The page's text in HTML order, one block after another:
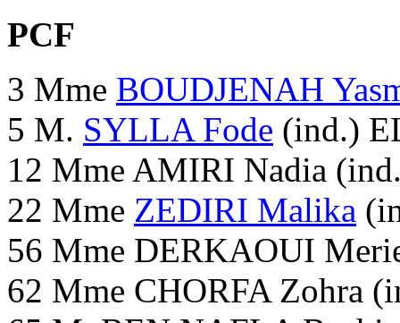
PCF
3 Mme BOUDJENAH
5 M. SYLLA Fode (ind.)
12 Mme AMIRI Nadia
22 Mme ZEDIRI Malika
56 Mme DERKAOUI
62 Mme CHORFA Zohra